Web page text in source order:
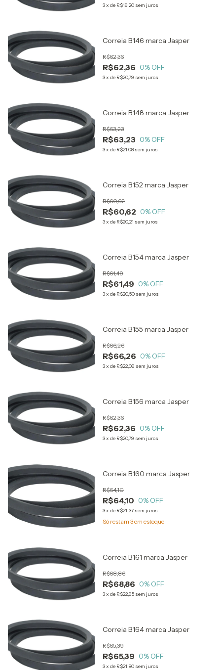
3x de R$19,20 sem juros
Correia B146 marca Jasper
R$62,36
R$62,36
0% OFF
3x de R$20,79 sem juros
Correia B148 marca Jasper
R$63,23
R$63,23
0% OFF
3x de R$21,08 sem juros
Correia B152 marca Jasper
R$60,62
R$60,62
0% OFF
3x de R$20,21 sem juros
Correia B154 marca Jasper
R$61,49
R$61,49
0% OFF
3x de R$20,50 sem juros
Correia B155 marca Jasper
R$66,26
R$66,26
0% OFF
3x de R$22,09 sem juros
Correia B156 marca Jasper
R$62,36
R$62,36
0% OFF
3x de R$20,79 sem juros
Correia B160 marca Jasper
R$64,10
R$64,10
0% OFF
3x de R$21,37 sem juros
Só restam 3em estoque!
Correia B161 marca Jasper
R$68,86
R$68,86
0% OFF
3x de R$22,95 sem juros
Correia B164 marca Jasper
R$65,39
R$65,39
0% OFF
3x de R$21,80 sem juros